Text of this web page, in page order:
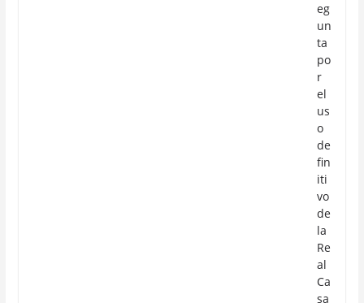
eg
un
ta
po
r
el
us
o
de
fin
iti
vo
de
la
Re
al
Ca
sa